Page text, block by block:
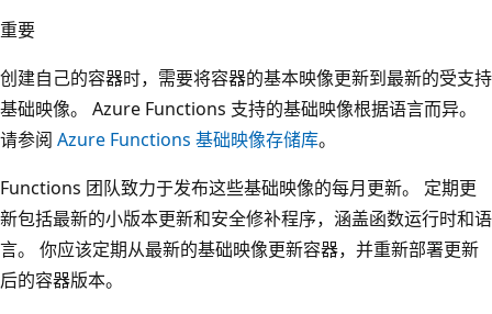
重要
创建自己的容器时，需要将容器的基本映像更新到最新的受支持
基础映像。 Azure Functions 支持的基础映像根据语言而异。
请参阅 Azure Functions 基础映像存储库。
Functions 团队致力于发布这些基础映像的每月更新。 定期更
新包括最新的小版本更新和安全修补程序，涵盖函数运行时和语
言。 你应该定期从最新的基础映像更新容器，并重新部署更新
后的容器版本。